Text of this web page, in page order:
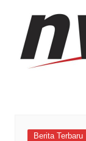
Berita Terbaru